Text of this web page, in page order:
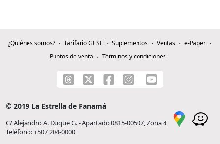
¿Quiénes somos? Tarifario GESE Suplementos Ventas
e-Paper
Puntos de venta
Términos y condiciones
© 2019 La Estrella de Panamá
C/ Alejandro A. Duque G. - Apartado 0815-00507, Zona 4
Teléfono: +507 204-0000